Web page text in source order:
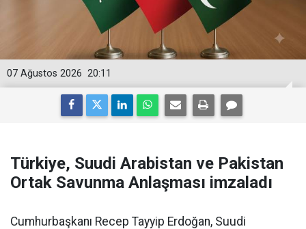
20:11
07 Ağustos 2026
Türkiye, Suudi Arabistan ve Pakistan
Ortak Savunma Anlaşması imzaladı
Cumhurbaşkanı Recep Tayyip Erdoğan, Suudi